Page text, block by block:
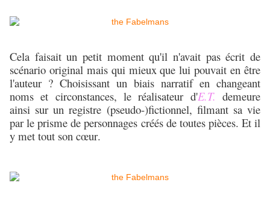
Cela faisait un petit moment qu'il n'avait pas écrit de
scénario original mais qui mieux que lui pouvait en être
l'auteur ? Choisissant un biais narratif en changeant
noms et circonstances, le réalisateur d'E.T.demeure
ainsi sur un registre (pseudo-)fictionnel, filmant sa vie
par le prisme de personnages créés de toutes pièces. Et il
y met tout son cœur.